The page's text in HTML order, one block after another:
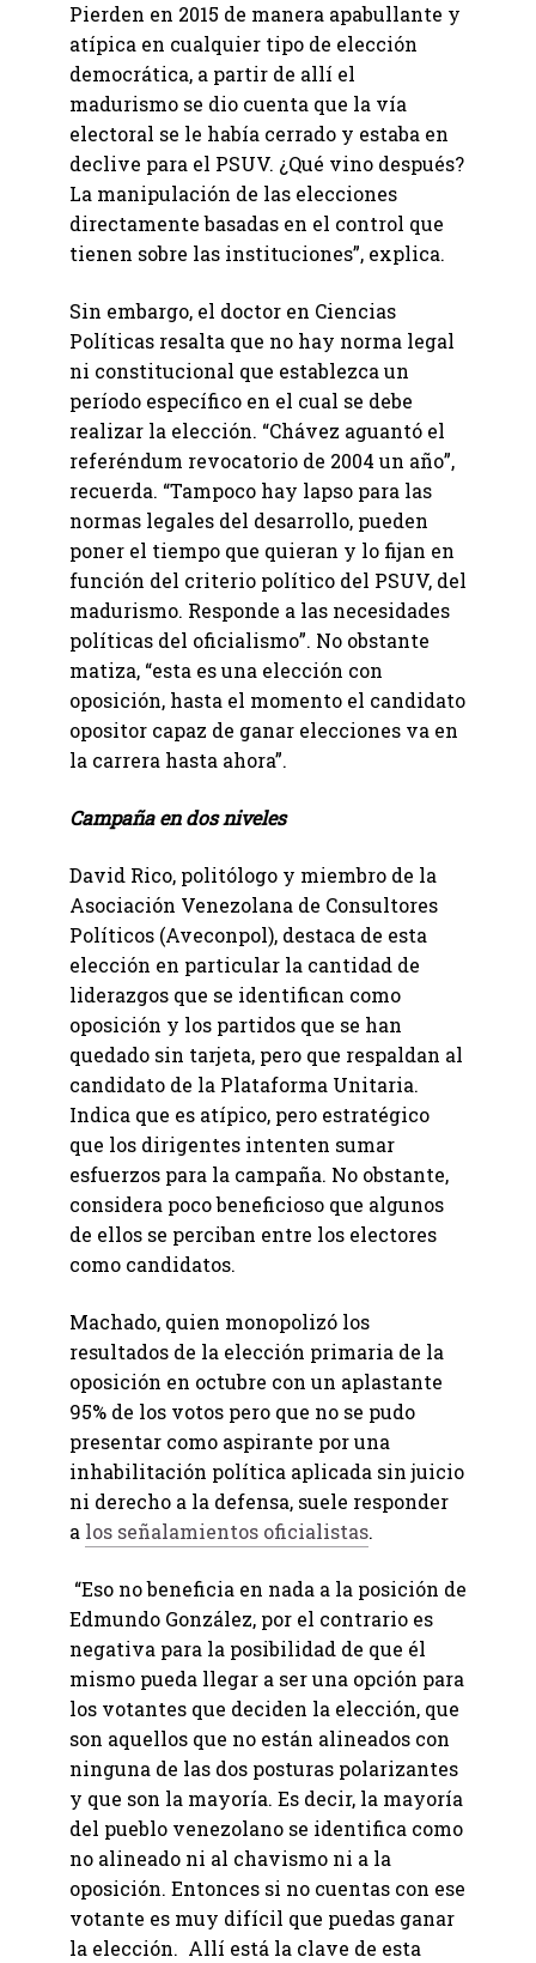
Pierden en 2015 de manera apabullante y
atípica en cualquier tipo de elección
democrática, a partir de allí el
madurismo se dio cuenta que la vía
electoral se le había cerrado y estaba en
declive para el PSUV. ¿Qué vino después?
La manipulación de las elecciones
directamente basadas en el control que
tienen sobre las instituciones”, explica.
Sin embargo, el doctor en Ciencias
Políticas resalta que no hay norma legal
ni constitucional que establezca un
período específico en el cual se debe
realizar la elección. “Chávez aguantó el
referéndum revocatorio de 2004 un año”,
recuerda. “Tampoco hay lapso para las
normas legales del desarrollo, pueden
poner el tiempo que quieran y lo fijan en
función del criterio político del PSUV, del
madurismo. Responde a las necesidades
políticas del oficialismo”. No obstante
matiza, “esta es una elección con
oposición, hasta el momento el candidato
opositor capaz de ganar elecciones va en
la carrera hasta ahora”.
Campaña en dos niveles
David Rico, politólogo y miembro de la
Asociación Venezolana de Consultores
Políticos (Aveconpol), destaca de esta
elección en particular la cantidad de
liderazgos que se identifican como
oposición y los partidos que se han
quedado sin tarjeta, pero que respaldan al
candidato de la Plataforma Unitaria.
Indica que es atípico, pero estratégico
que los dirigentes intenten sumar
esfuerzos para la campaña. No obstante,
considera poco beneficioso que algunos
de ellos se perciban entre los electores
como candidatos.
Machado, quien monopolizó los
resultados de la elección primaria de la
oposición en octubre con un aplastante
95% de los votos pero que no se pudo
presentar como aspirante por una
inhabilitación política aplicada sin juicio
ni derecho a la defensa, suele responder
a los señalamientos oficialistas.
“Eso no beneficia en nada a la posición de
Edmundo González, por el contrario es
negativa para la posibilidad de que él
mismo pueda llegar a ser una opción para
los votantes que deciden la elección, que
son aquellos que no están alineados con
ninguna de las dos posturas polarizantes
y que son la mayoría. Es decir, la mayoría
del pueblo venezolano se identifica como
no alineado ni al chavismo ni a la
oposición. Entonces si no cuentas con ese
votante es muy difícil que puedas ganar
la elección. Allí está la clave de esta